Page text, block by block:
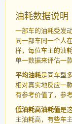
油耗数据说明
一部车的油耗受发
同一部车同一个人
样，每位车主的油
单一数据来评估一
平均油耗是同车型
相对真实地反应一
有参考价值了，参
低油耗高油耗值是
主油耗高，有些车